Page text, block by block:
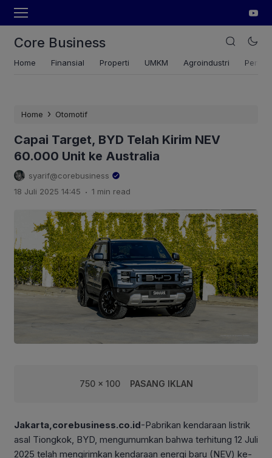
Core Business
Home Finansial Properti UMKM Agroindustri
Home › Otomotif
Capai Target, BYD Telah Kirim NEV
60.000 Unit ke Australia
syarif@corebusiness
18 Juli 2025 14:45 . 1 min read
750 x 100 PASANG IKLAN
Jakarta,corebusiness.co.id-Pabrikan kendaraan listrik
asal Tiongkok, BYD, mengumumkan bahwa terhitung 12 Juli
2025 telah mengirimkan kendaraan energi baru (NEV) ke-